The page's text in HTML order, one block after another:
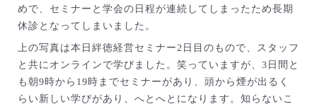
めで、セミナーと学会の日程が連続してしまったため長期
休診となってしまいました。
上の写真は本日絆徳経営セミナー2日目のもので、スタッフ
と共にオンラインで学びました。笑っていますが、3日間と
も朝9時から19時までセミナーがあり、頭から煙が出るく
らい新しい学びがあり、へとへとになります。知らないこ